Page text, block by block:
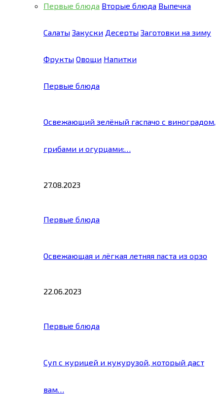
Первые блюда Вторые блюда Выпечка
Салаты Закуски Десерты Заготовки на зиму
Фрукты Овощи Напитки
Первые блюда
Освежающий зелёный гаспачо с виноградом,
грибами и огурцами:…
27.08.2023
Первые блюда
Освежающая и лёгкая летняя паста из орзо
22.06.2023
Первые блюда
Суп с курицей и кукурузой, который даст
вам…